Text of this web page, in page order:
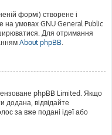
формі) створене і
на умовах GNU General Public
Для отримання
About phpBB.
phpBB Limited. Якщо
додана, відвідайте
за вже подані ідеї або